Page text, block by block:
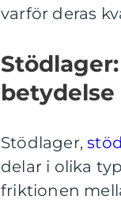
varför deras
betydelse
Stödlager,
delar i olika
friktionen